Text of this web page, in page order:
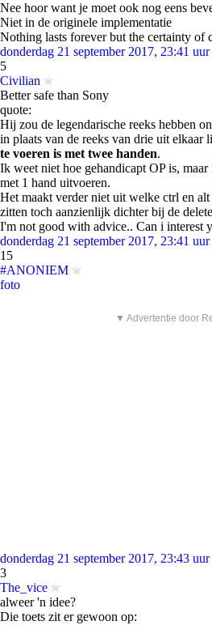
Nee hoor want je moet ook nog eens
Niet in de originele implementatie
Nothing lasts forever but the certainty of
donderdag 21 september 2017, 23:41 uur
5
Civilian
Better safe than Sony
quote:
Hij zou de legendarische reeks hebben
in plaats van de reeks van drie uit elkaar
te voeren is met twee handen.
Ik weet niet hoe gehandicapt OP is,
met 1 hand uitvoeren.
Het maakt verder niet uit welke ctrl en
zitten toch aanzienlijk dichter bij de
I'm not good with advice.. Can i interest
donderdag 21 september 2017, 23:41 uur
15
#ANONIEM
foto
▼ Advertentie door
donderdag 21 september 2017, 23:43 uur
3
The_vice
alweer 'n idee?
Die toets zit er gewoon op: